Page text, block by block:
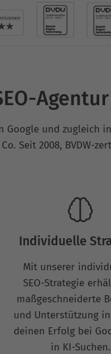
und zugleich
Seit 2008, BVDW-
Individuelle
Mit unserer
SEO-Strategie
maßgeschneiderte
und Unterstützung
deinen Erfolg bei
in KI-Suchen.